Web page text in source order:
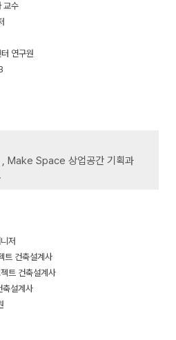
교수
연구원
Make Space 상업공간 기획과
저
트 건축설계사
트 건축설계사
축설계사